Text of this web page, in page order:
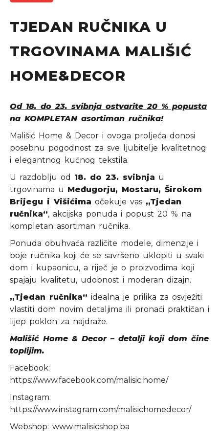
TJEDAN RUČNIKA U
TRGOVINAMA MALIŠIĆ
HOME&DECOR
Od 18. do 23. svibnja ostvarite 20 % popusta
na KOMPLETAN asortiman ručnika!
Mališić Home & Decor i ovoga proljeća donosi
posebnu pogodnost za sve ljubitelje kvalitetnog
i elegantnog kućnog tekstila.
U razdoblju od 18. do 23. svibnja u
trgovinama u Međugorju, Mostaru, Širokom
Brijegu i Višićima očekuje vas „Tjedan
ručnika“, akcijska ponuda i popust 20 % na
kompletan asortiman ručnika.
Ponuda obuhvaća različite modele, dimenzije i
boje ručnika koji će se savršeno uklopiti u svaki
dom i kupaonicu, a riječ je o proizvodima koji
spajaju kvalitetu, udobnost i moderan dizajn.
„Tjedan ručnika“ idealna je prilika za osvježiti
vlastiti dom novim detaljima ili pronaći praktičan i
lijep poklon za najdraže.
Mališić Home & Decor – detalji koji dom čine
toplijim.
Facebook:
https://www.facebook.com/malisic.home/
Instagram:
https://www.instagram.com/malisichomedecor/
Webshop: www.malisicshop.ba